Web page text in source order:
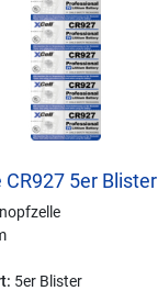
5er Blister
5er Blister